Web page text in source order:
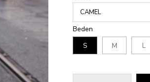
Beden
S
M L